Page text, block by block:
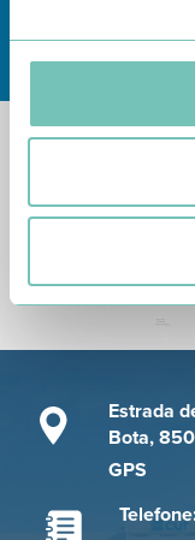
Conheça
Estrada
Bota,
GPS